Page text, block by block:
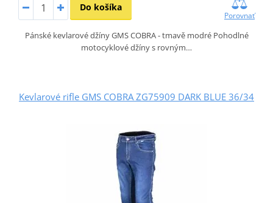
Do košíka
Porovnať
Pánské kevlarové džíny GMS COBRA - tmavě modré Pohodlné
motocyklové džíny s rovným…
Kevlarové rifle GMS COBRA ZG75909 DARK BLUE 36/34